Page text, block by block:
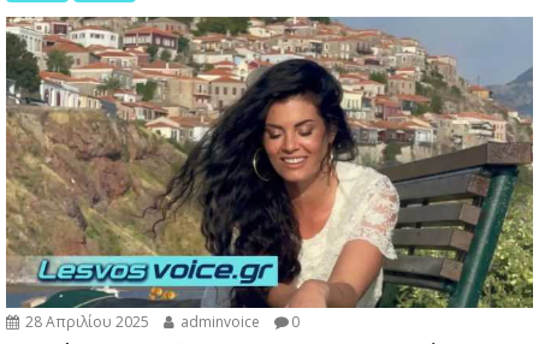
28 Απριλίου 2025 adminvoice 0